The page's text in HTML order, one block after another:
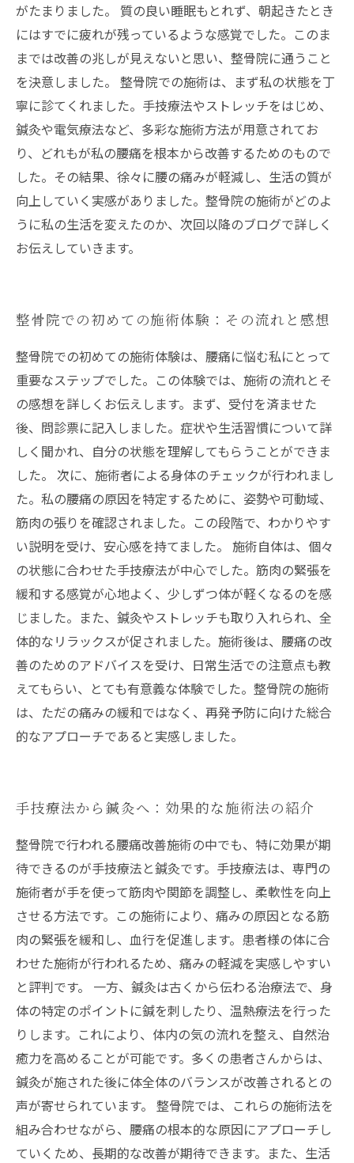
がたまりました。 質の良い睡眠もとれず、朝起きたとき
にはすでに疲れが残っているような感覚でした。このま
までは改善の兆しが見えないと思い、整骨院に通うこと
を決意しました。 整骨院での施術は、まず私の状態を丁
寧に診てくれました。手技療法やストレッチをはじめ、
鍼灸や電気療法など、多彩な施術方法が用意されてお
り、どれもが私の腰痛を根本から改善するためのもので
した。その結果、徐々に腰の痛みが軽減し、生活の質が
向上していく実感がありました。整骨院の施術がどのよ
うに私の生活を変えたのか、次回以降のブログで詳しく
お伝えしていきます。
整骨院での初めての施術体験：その流れと感想
整骨院での初めての施術体験は、腰痛に悩む私にとって
重要なステップでした。この体験では、施術の流れとそ
の感想を詳しくお伝えします。まず、受付を済ませた
後、問診票に記入しました。症状や生活習慣について詳
しく聞かれ、自分の状態を理解してもらうことができま
した。 次に、施術者による身体のチェックが行われまし
た。私の腰痛の原因を特定するために、姿勢や可動域、
筋肉の張りを確認されました。この段階で、わかりやす
い説明を受け、安心感を持てました。 施術自体は、個々
の状態に合わせた手技療法が中心でした。筋肉の緊張を
緩和する感覚が心地よく、少しずつ体が軽くなるのを感
じました。また、鍼灸やストレッチも取り入れられ、全
体的なリラックスが促されました。施術後は、腰痛の改
善のためのアドバイスを受け、日常生活での注意点も教
えてもらい、とても有意義な体験でした。整骨院の施術
は、ただの痛みの緩和ではなく、再発予防に向けた総合
的なアプローチであると実感しました。
手技療法から鍼灸へ：効果的な施術法の紹介
整骨院で行われる腰痛改善施術の中でも、特に効果が期
待できるのが手技療法と鍼灸です。手技療法は、専門の
施術者が手を使って筋肉や関節を調整し、柔軟性を向上
させる方法です。この施術により、痛みの原因となる筋
肉の緊張を緩和し、血行を促進します。患者様の体に合
わせた施術が行われるため、痛みの軽減を実感しやすい
と評判です。 一方、鍼灸は古くから伝わる治療法で、身
体の特定のポイントに鍼を刺したり、温熱療法を行った
りします。これにより、体内の気の流れを整え、自然治
癒力を高めることが可能です。多くの患者さんからは、
鍼灸が施された後に体全体のバランスが改善されるとの
声が寄せられています。 整骨院では、これらの施術法を
組み合わせながら、腰痛の根本的な原因にアプローチし
ていくため、長期的な改善が期待できます。また、生活